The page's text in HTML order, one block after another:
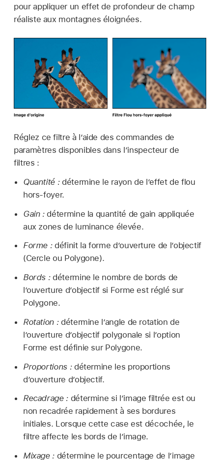
pour appliquer un effet de profondeur de champ
réaliste aux montagnes éloignées.
Réglez ce filtre à l’aide des commandes de
paramètres disponibles dans l’inspecteur de
filtres :
Quantité :détermine le rayon de l’effet de flou
hors-foyer.
Gain :détermine la quantité de gain appliquée
aux zones de luminance élevée.
Forme :définit la forme d’ouverture de l’objectif
(Cercle ou Polygone).
Bords :détermine le nombre de bords de
l’ouverture d’objectif si Forme est réglé sur
Polygone.
Rotation :détermine l’angle de rotation de
l’ouverture d’objectif polygonale si l’option
Forme est définie sur Polygone.
Proportions :détermine les proportions
d’ouverture d’objectif.
Recadrage :détermine si l’image filtrée est ou
non recadrée rapidement à ses bordures
initiales. Lorsque cette case est décochée, le
filtre affecte les bords de lʼimage.
Mixage : détermine le pourcentage de l’image